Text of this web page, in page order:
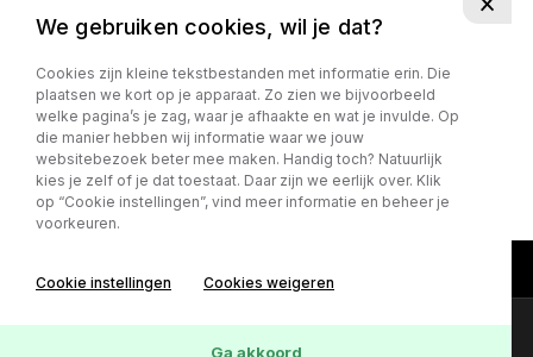
Privacy policy
We gebruiken cookies, wil je dat?
Cookies zijn kleine tekstbestanden met informatie erin. Die
plaatsen we kort op je apparaat. Zo zien we bijvoorbeeld
welke pagina’s je zag, waar je afhaakte en wat je invulde. Op
die manier hebben wij informatie waar we jouw
websitebezoek beter mee maken. Handig toch? Natuurlijk
kies je zelf of je dat toestaat. Daar zijn we eerlijk over. Klik
op “Cookie instellingen”, vind meer informatie en beheer je
voorkeuren.
Cookie instellingen Cookies weigeren
Ga akkoord